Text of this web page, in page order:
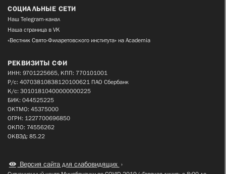
СОЦИАЛЬНЫЕ СЕТИ
Наш Telegram-канал
Наша страница в VK
«Вестник Свято-Филаретовского института» на Academia
РЕКВИЗИТЫ СФИ
ИНН: 9701225665, КПП: 770101001
Р/с: 40703810838120100621 ПАО Сбербанк
К/с: 30101810400000000225
БИК: 044525225
ОКТМО: 45375000
ОГРН: 1227700696850
ОКПО: 74556262
ОКВЭД: 85.22
Версия сайта для слабовидящих